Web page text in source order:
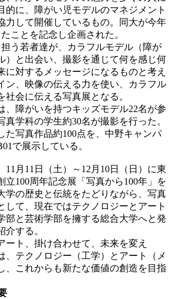
的に、障がい児モデルのマネジメント
力して開催しているもの。同大が今年
ことを記念し企画された。
う若者達が、カラフルモデル（障が
）と出会い、撮影を通じて何を感じ何
に対するメッセージになるものと考え
ン、映像の伝える力を使い、カラフル
社会に伝える写真展となる。
障がいを持つキッズモデル22名が参
真学科の学生約30名が撮影を行った。
た写真作品約100点を、中野キャンパ
で展示している。
11月11日（土）～12月10日（日）に東
立100周年記念展「写真から100年」を
学の歴史と伝統をたどりながら、写真
して、現在ではテクノロジーとアート
部と芸術学部を擁する総合大学へと発
介する。
ト、掛け合わせて、未来を変え
、テクノロジー（工学）とアート（メ
、これからも新たな価値の創造を目指